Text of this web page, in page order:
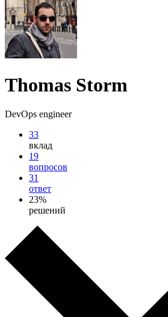
Thomas Storm
DevOps engineer
33
вклад
19
вопросов
31
ответ
23%
решений